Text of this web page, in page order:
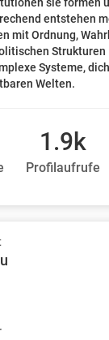
sie formen
entstehen
mit Ordnung,
Strukturen
Systeme,
Welten.
1.9k
Profilaufrufe